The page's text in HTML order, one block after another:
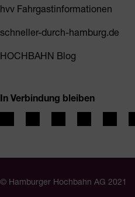
hvv Fahrgastinformationen
schneller-durch-hamburg.de
HOCHBAHN Blog
In Verbindung bleiben
© Hamburger Hochbahn AG 2021